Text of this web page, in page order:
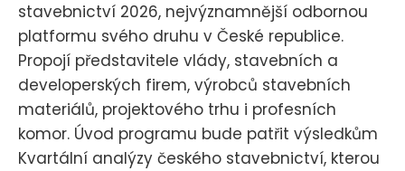
stavebnictví 2026, nejvýznamnější odbornou
platformu svého druhu v České republice.
Propojí představitele vlády, stavebních a
developerských firem, výrobců stavebních
materiálů, projektového trhu i profesních
komor. Úvod programu bude patřit výsledkům
Kvartální analýzy českého stavebnictví, kterou